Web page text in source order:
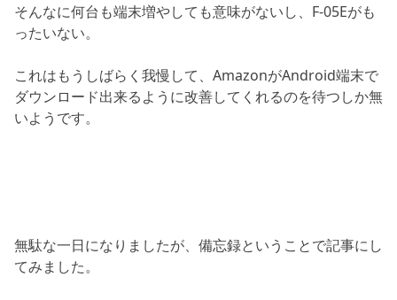
そんなに何台も端末増やしても意味がないし、F-05Eがも
ったいない。
これはもうしばらく我慢して、AmazonがAndroid端末で
ダウンロード出来るように改善してくれるのを待つしか無
いようです。
無駄な一日になりましたが、備忘録ということで記事にし
てみました。